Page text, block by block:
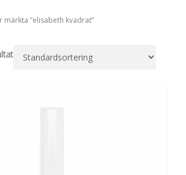
märkta ”elisabeth kvadrat”